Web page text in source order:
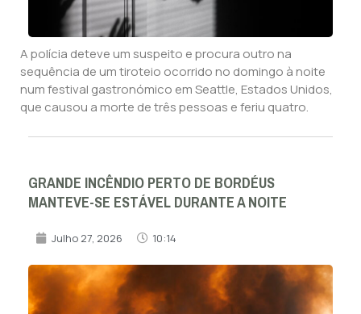
A polícia deteve um suspeito e procura outro na
sequência de um tiroteio ocorrido no domingo à noite
num festival gastronómico em Seattle, Estados Unidos,
que causou a morte de três pessoas e feriu quatro.
GRANDE INCÊNDIO PERTO DE BORDÉUS
MANTEVE-SE ESTÁVEL DURANTE A NOITE
Julho 27, 2026 10:14